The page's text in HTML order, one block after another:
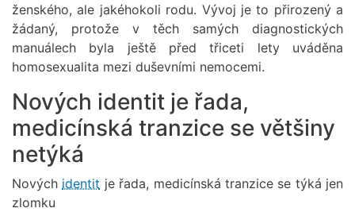
ženského, ale jakéhokoli rodu. Vývoj je to přirozený a
žádaný, protože v těch samých diagnostických
manuálech byla ještě před třiceti lety uváděna
homosexualita mezi duševními nemocemi.
Nových identit je řada,
medicínská tranzice se většiny
netýká
Nových identit je řada, medicínská tranzice se týká jen
zlomku